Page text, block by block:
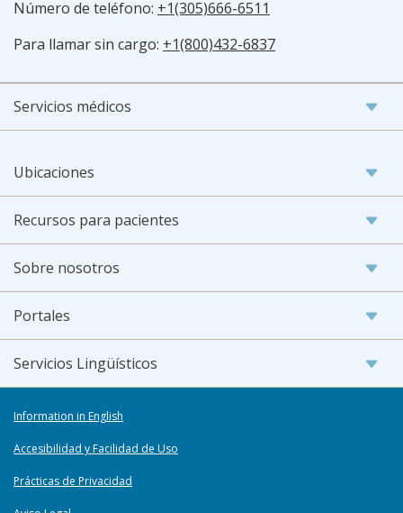
Número de teléfono: +1(305)666-6511
Para llamar sin cargo: +1(800)432-6837
Servicios médicos
Ubicaciones
Recursos para pacientes
Sobre nosotros
Portales
Servicios Lingüísticos
Information in English
Accesibilidad y Facilidad de Uso
Prácticas de Privacidad